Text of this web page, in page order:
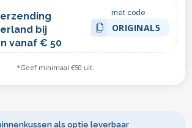
bij
vanaf € 50
met code
ORIGINAL5
*Geef minimaal €50 uit.
als optie leverbaar